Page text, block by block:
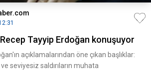
Tayyip Erdoğan konuşuyor
açıklamalarından öne çıkan başlıklar:
seviyesiz saldırıların muhata